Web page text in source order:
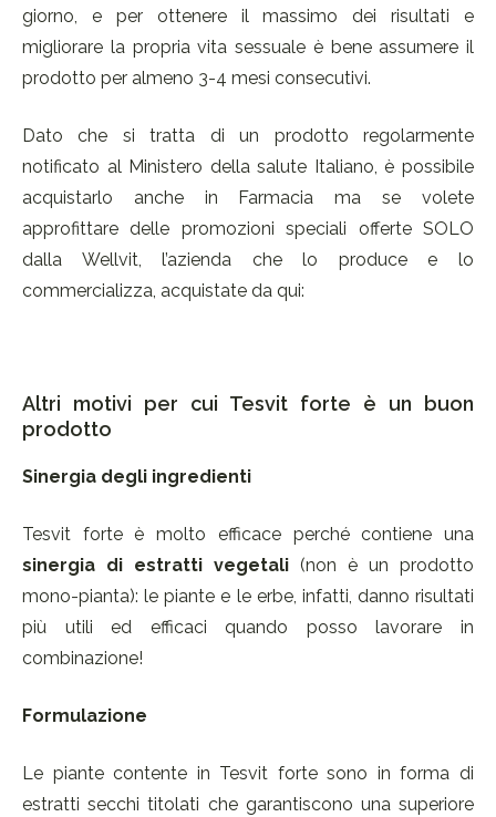
giorno, e per ottenere il massimo dei risultati e
migliorare la propria vita sessuale è bene assumere il
prodotto per almeno 3-4 mesi consecutivi.
Dato che si tratta di un prodotto regolarmente
notificato al Ministero della salute Italiano, è possibile
acquistarlo anche in Farmacia ma se volete
approfittare delle promozioni speciali offerte SOLO
dalla Wellvit, l’azienda che lo produce e lo
commercializza, acquistate da qui:
Altri motivi per cui Tesvit forte è un buon
prodotto
Sinergia degli ingredienti
Tesvit forte è molto efficace perché contiene una
sinergia di estratti vegetali (non è un prodotto
mono-pianta): le piante e le erbe, infatti, danno risultati
più utili ed efficaci quando posso lavorare in
combinazione!
Formulazione
Le piante contente in Tesvit forte sono in forma di
estratti secchi titolati che garantiscono una superiore